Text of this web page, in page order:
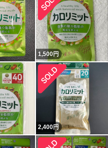
1,500円
2,400円